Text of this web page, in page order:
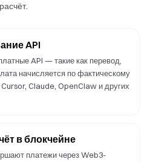
API
API — такие как перевод,
начисляется по фактическому
Claude, OpenClaw и других
в блокчейне
платежи через Web3-